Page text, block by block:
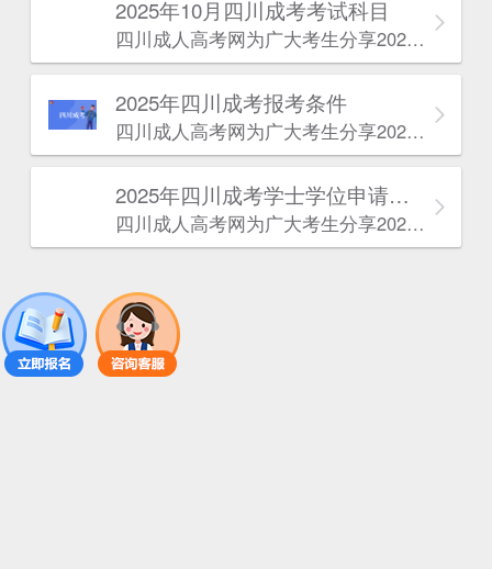
2025年10月四川成考考试科目
四川成人高考网​为广大考生分享2025年10月四川成考考试科目。为广大在职人员和社会人士提供学历提升的机会。更多四川成考考试信息，欢迎在线访问四川成人高考网。
2025年‌‌‌‌四川成考报考条件
四川成人高考网​为广大考生分享2025年‌‌‌‌四川成考报考条件。为广大在职人员和社会人士提供学历提升的机会。更多四川成考考试信息，欢迎在线访问四川成人高考网。
2025年‌‌‌‌四川成考学士学位申请条件
四川成人高考网​为广大考生分享2025年‌‌‌‌四川成考学士学位申请条件。为广大在职人员和社会人士提供学历提升的机会。更多四川成考考试信息，欢迎在线访问四川成人高考网。